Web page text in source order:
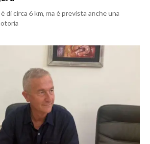
di circa 6 km, ma è prevista anche una